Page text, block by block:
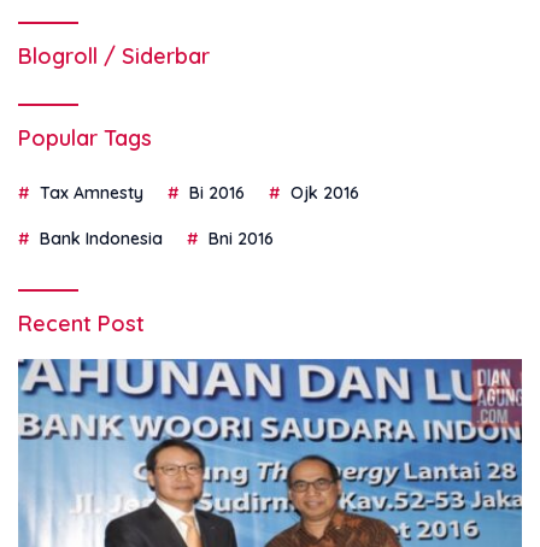
Blogroll / Siderbar
Popular Tags
Tax Amnesty Bi 2016 Ojk 2016
Bank Indonesia Bni 2016
Recent Post